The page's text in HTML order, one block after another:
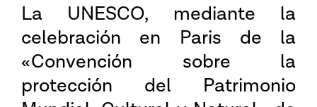
La UNESCO, mediante la
celebración en Paris de la
«Convención sobre la
protección del Patrimonio